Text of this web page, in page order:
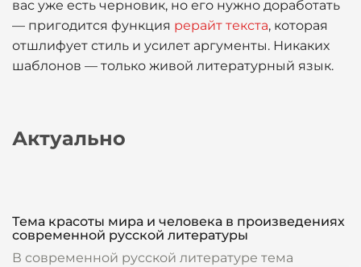
вас уже есть черновик, но его нужно доработать
— пригодится функция рерайт текста, которая
отшлифует стиль и усилет аргументы. Никаких
шаблонов — только живой литературный язык.
Актуально
Тема красоты мира и человека в произведениях
современной русской литературы
В современной русской литературе тема